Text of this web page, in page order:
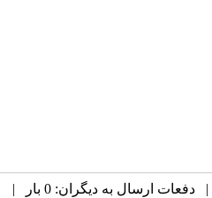
| دفعات ارسال به دیگران: 0 بار |